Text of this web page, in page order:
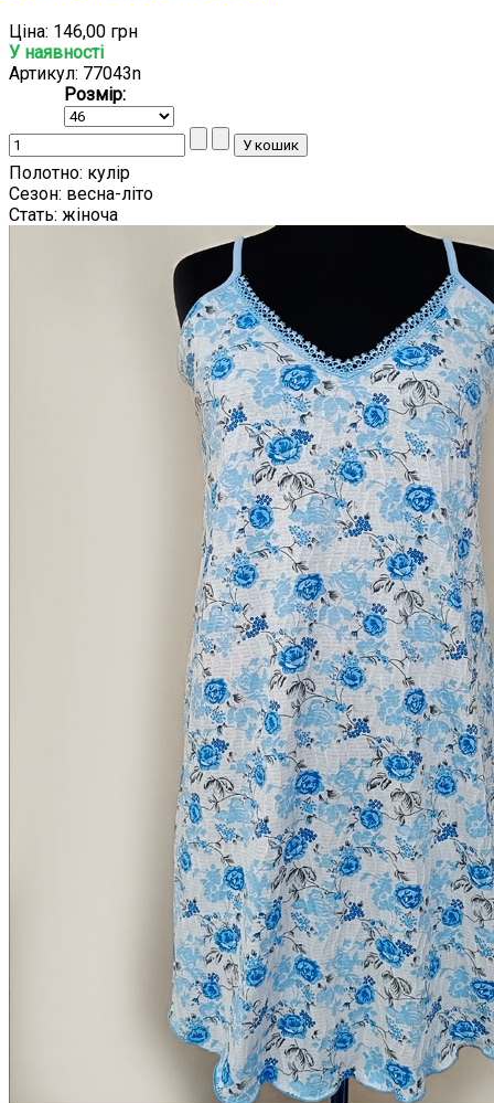
Ціна: 146,00 грн
У наявності
Артикул: 77043n
Розмір:
Полотно: кулір
Сезон: весна-літо
Стать: жіноча